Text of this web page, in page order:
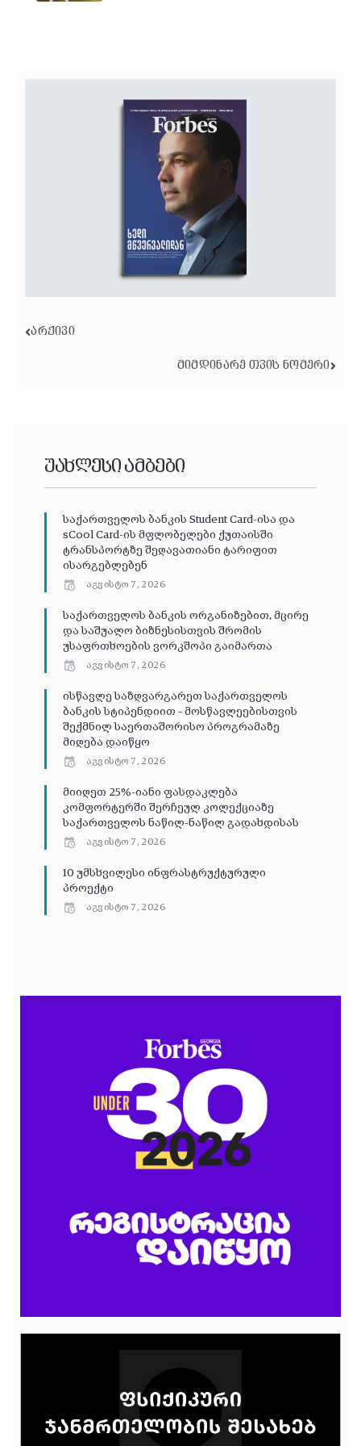
ᲐᲠᲥᲘᲕᲘ
ᲛᲘᲛᲓᲘᲜᲐᲠᲔ ᲗᲕᲘᲡ ᲜᲝᲛᲔᲠᲘ
უახლესი ამბები
საქართველოს ბანკის Student Card-ისა და
sCool Card-ის მფლობელები ქუთაისში
ტრანსპორტზე შეღავათიანი ტარიფით
ისარგებლებენ
აგვისტო 7, 2026
საქართველოს ბანკის ორგანიზებით, მცირე
და საშუალო ბიზნესისთვის შრომის
უსაფრთხოების ვორკშოპი გაიმართა
აგვისტო 7, 2026
ისწავლე საზღვარგარეთ საქართველოს
ბანკის სტიპენდიით – მოსწავლეებისთვის
შექმნილ საერთაშორისო პროგრამაზე
მიღება დაიწყო
აგვისტო 7, 2026
მიიღეთ 25%-იანი ფასდაკლება
კომფორტერში შერჩეულ კოლექციაზე
საქართველოს ნაწილ-ნაწილ გადახდისას
აგვისტო 7, 2026
10 უმსხვილესი ინფრასტრუქტურული
პროექტი
აგვისტო 7, 2026